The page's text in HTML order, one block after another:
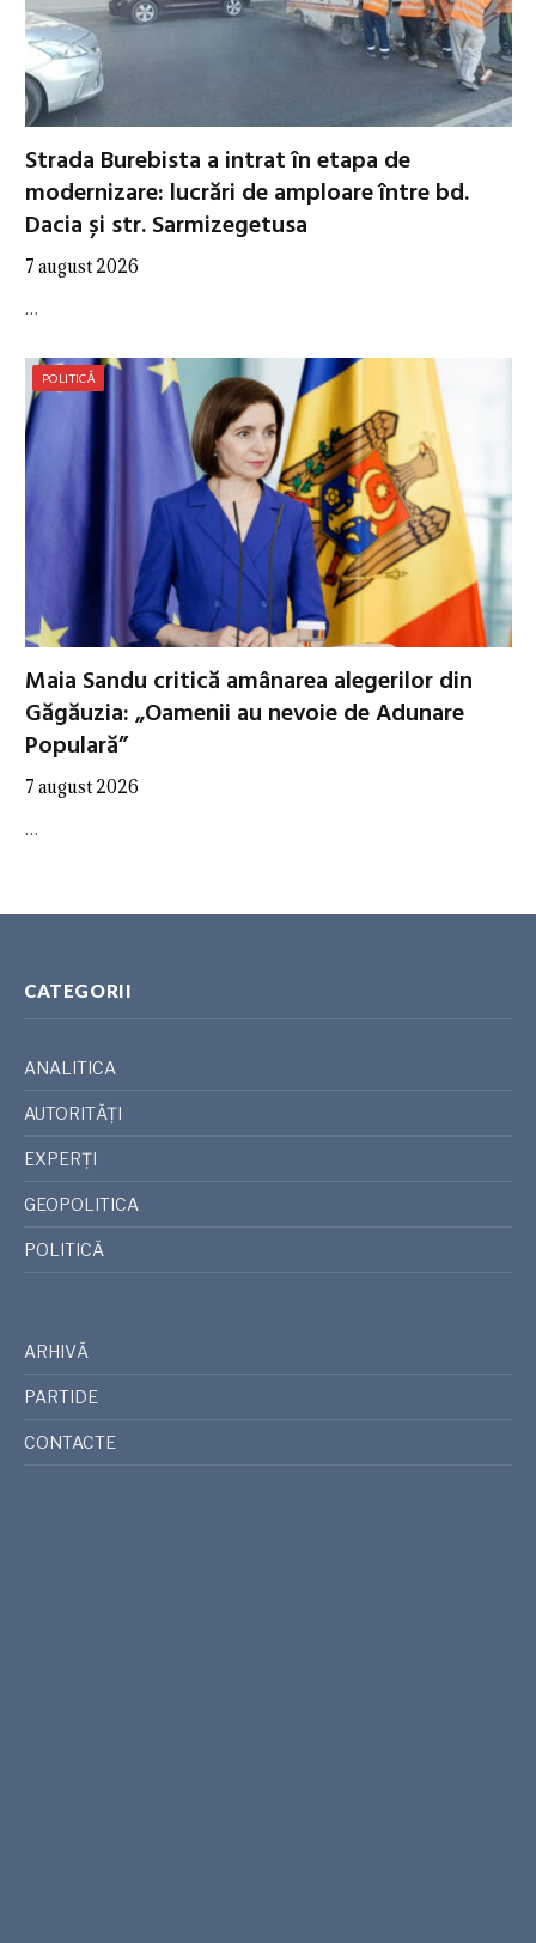
Strada Burebista a intrat în etapa de
modernizare: lucrări de amploare între bd.
Dacia și str. Sarmizegetusa
7 august 2026
…
POLITICĂ
Maia Sandu critică amânarea alegerilor din
Găgăuzia: „Oamenii au nevoie de Adunare
Populară”
7 august 2026
…
CATEGORII
ANALITICA
AUTORITĂȚI
EXPERȚI
GEOPOLITICA
POLITICĂ
ARHIVĂ
PARTIDE
CONTACTE